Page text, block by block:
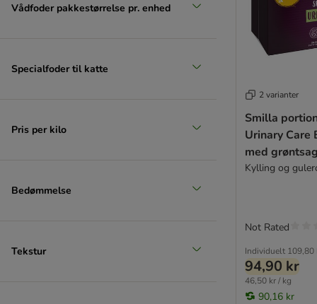
Vådfoder pakkestørrelse pr. enhed
Specialfoder til katte
Pris per kilo
Bedømmelse
Tekstur
2 varianter
Smilla
Urinary Care
med
Kylling og
Individuelt 109,80
94,90 kr
46,50 kr / kg
90,16 kr
Not Rated